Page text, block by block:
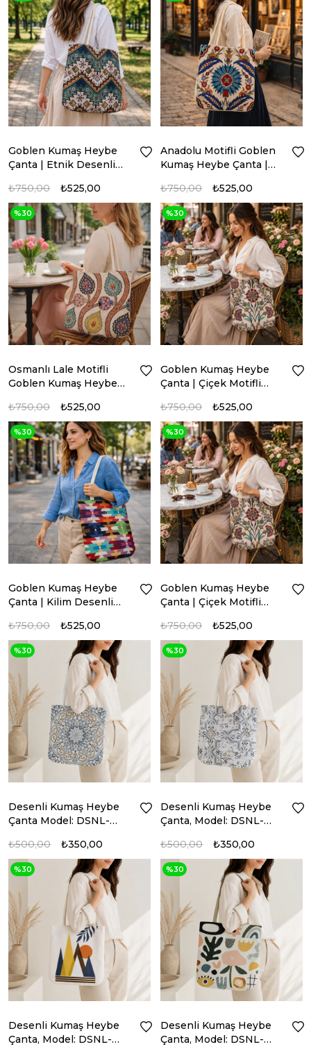
Goblen Kumaş Heybe
Çanta | Etnik Desenli
₺525,00
₺750,00
Anadolu Motifli Goblen
Kumaş Heybe Çanta |
₺525,00
₺750,00
Osmanlı Lale Motifli
Goblen Kumaş Heybe
3540
₺525,00
₺750,00
%30
Goblen Kumaş Heybe
Çanta | Çiçek Motifli
₺525,00
₺750,00
%30
Goblen Kumaş Heybe
Çanta | Kilim Desenli
₺525,00
₺750,00
%30
Goblen Kumaş Heybe
Çanta | Çiçek Motifli
₺525,00
₺750,00
%30
Desenli Kumaş Heybe
Çanta Model: DSNL-
₺350,00
₺500,00
%30
Desenli Kumaş Heybe
Çanta, Model: DSNL-
₺350,00
₺500,00
%30
Desenli Kumaş Heybe
Çanta, Model: DSNL-
%30
Desenli Kumaş Heybe
Çanta, Model: DSNL-
%30